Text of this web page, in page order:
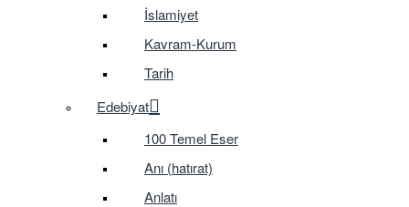
İslamiyet
Kavram-Kurum
Tarih
Edebiyat
100 Temel Eser
Anı (hatırat)
Anlatı